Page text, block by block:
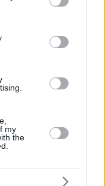
third-party tags to
in below Google
my
the
(και